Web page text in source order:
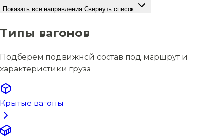
Показать все направления Свернуть список
Типы вагонов
Подберём подвижной состав под маршрут и
характеристики груза
Крытые вагоны